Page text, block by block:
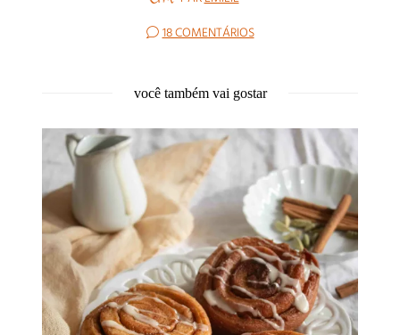
18 COMENTÁRIOS
você também vai gostar